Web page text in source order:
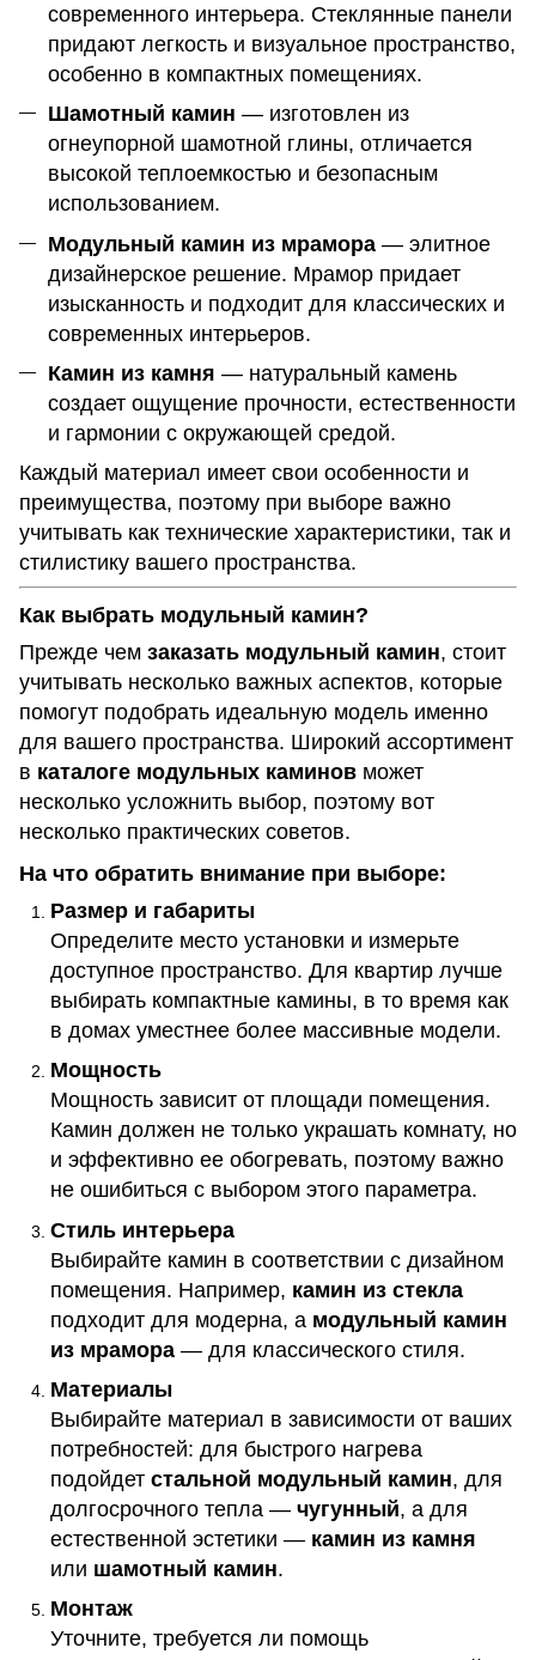
современного интерьера. Стеклянные панели
придают легкость и визуальное пространство,
особенно в компактных помещениях.
Шамотный камин — изготовлен из
огнеупорной шамотной глины, отличается
высокой теплоемкостью и безопасным
использованием.
Модульный камин из мрамора — элитное
дизайнерское решение. Мрамор придает
изысканность и подходит для классических и
современных интерьеров.
Камин из камня — натуральный камень
создает ощущение прочности, естественности
и гармонии с окружающей средой.
Каждый материал имеет свои особенности и
преимущества, поэтому при выборе важно
учитывать как технические характеристики, так и
стилистику вашего пространства.
Как выбрать модульный камин?
Прежде чем заказать модульный камин, стоит
учитывать несколько важных аспектов, которые
помогут подобрать идеальную модель именно
для вашего пространства. Широкий ассортимент
в каталоге модульных каминов может
несколько усложнить выбор, поэтому вот
несколько практических советов.
На что обратить внимание при выборе:
Размер и габариты
Определите место установки и измерьте
доступное пространство. Для квартир лучше
выбирать компактные камины, в то время как
в домах уместнее более массивные модели.
Мощность
Мощность зависит от площади помещения.
Камин должен не только украшать комнату, но
и эффективно ее обогревать, поэтому важно
не ошибиться с выбором этого параметра.
Стиль интерьера
Выбирайте камин в соответствии с дизайном
помещения. Например, камин из стекла
подходит для модерна, а модульный камин
из мрамора — для классического стиля.
Материалы
Выбирайте материал в зависимости от ваших
потребностей: для быстрого нагрева
подойдет стальной модульный камин, для
долгосрочного тепла — чугунный, а для
естественной эстетики — камин из камня
или шамотный камин.
Монтаж
Уточните, требуется ли помощь